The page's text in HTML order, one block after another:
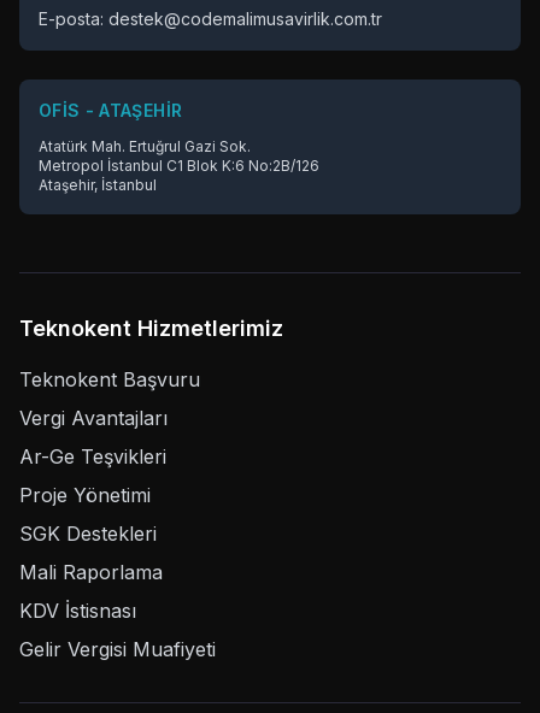
E-posta: destek@codemalimusavirlik.com.tr
OFIS - ATAŞEHIR
Atatürk Mah. Ertuğrul Gazi Sok.
Metropol İstanbul C1 Blok K:6 No:2B/126
Ataşehir, İstanbul
Teknokent Hizmetlerimiz
Teknokent Başvuru
Vergi Avantajları
Ar-Ge Teşvikleri
Proje Yönetimi
SGK Destekleri
Mali Raporlama
KDV İstisnası
Gelir Vergisi Muafiyeti